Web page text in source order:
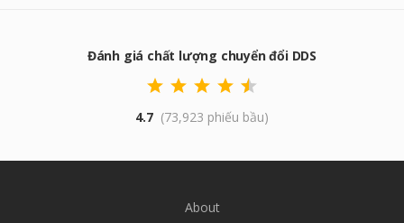
Đánh giá chất lượng chuyển đổi DDS
4.7 (73,923 phiếu bầu)
About